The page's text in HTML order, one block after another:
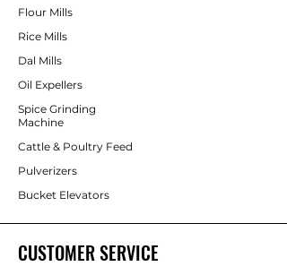
Flour Mills
Rice Mills
Dal Mills
Oil Expellers
Spice Grinding
Machine
Cattle & Poultry Feed
Pulverizers
Bucket Elevators
CUSTOMER SERVICE